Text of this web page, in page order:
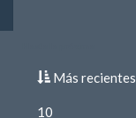
Más recientes
10